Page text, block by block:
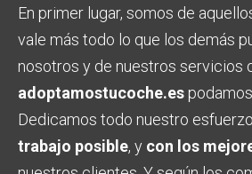
En primer lugar, somos de
vale más todo lo que los demás
nosotros y de nuestros servicios
adoptamostucoche.es
Dedicamos todo nuestro
trabajo posible, y con los